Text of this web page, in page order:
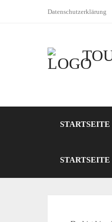
Datenschutzerklärung
STARTSEITE
STARTSEITE